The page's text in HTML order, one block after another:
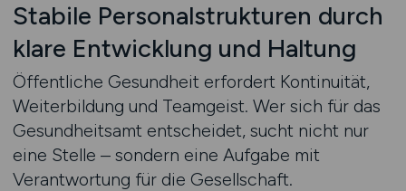
Stabile Personalstrukturen durch
klare Entwicklung und Haltung
Öffentliche Gesundheit erfordert Kontinuität,
Weiterbildung und Teamgeist. Wer sich für das
Gesundheitsamt entscheidet, sucht nicht nur
eine Stelle – sondern eine Aufgabe mit
Verantwortung für die Gesellschaft.